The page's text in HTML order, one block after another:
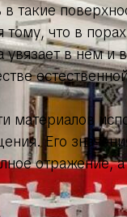
такие
что в
в нем и
материалов
Его
отражение,